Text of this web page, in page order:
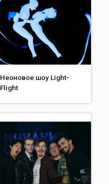
Неоновое шоу Light-
Flight